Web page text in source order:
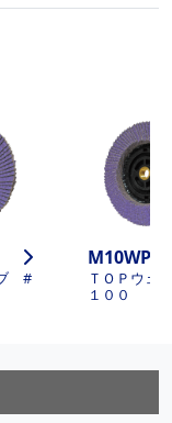
ブ #
M10WPA6
ＴＯＰウェ
１００